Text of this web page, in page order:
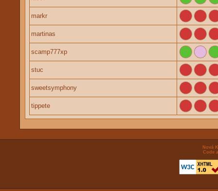
markr
martinas
scamp777xp
stuc
sweetsymphony
tippete
Nová
Code